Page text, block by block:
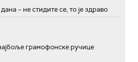
– не стидите се, то је здраво
грамофонске ручице